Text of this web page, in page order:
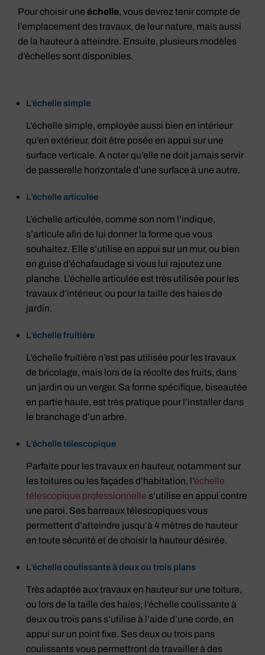
Pour choisir une échelle, vous devrez tenir compte de
l’emplacement des travaux, de leur nature, mais aussi
de la hauteur à atteindre. Ensuite, plusieurs modèles
d’échelles sont disponibles.
L’échelle simple
L’échelle simple, employée aussi bien en intérieur
qu’en extérieur, doit être posée en appui sur une
surface verticale. A noter qu’elle ne doit jamais servir
de passerelle horizontale d’une surface à une autre.
L’échelle articulée
L’échelle articulée, comme son nom l’indique,
s’articule afin de lui donner la forme que vous
souhaitez. Elle s’utilise en appui sur un mur, ou bien
en guise d’échafaudage si vous lui rajoutez une
planche. L’échelle articulée est très utilisée pour les
travaux d’intérieur, ou pour la taille des haies de
jardin.
L’échelle fruitière
L’échelle fruitière n’est pas utilisée pour les travaux
de bricolage, mais lors de la récolte des fruits, dans
un jardin ou un verger. Sa forme spécifique, biseautée
en partie haute, est très pratique pour l’installer dans
le branchage d’un arbre.
L’échelle télescopique
Parfaite pour les travaux en hauteur, notamment sur
les toitures ou les façades d’habitation, l’échelle
télescopique professionnelle s’utilise en appui contre
une paroi. Ses barreaux télescopiques vous
permettent d’atteindre jusqu’à 4 mètres de hauteur
en toute sécurité et de choisir la hauteur désirée.
L’échelle coulissante à deux ou trois plans
Très adaptée aux travaux en hauteur sur une toiture,
ou lors de la taille des haies, l’échelle coulissante à
deux ou trois pans s’utilise à l’aide d’une corde, en
appui sur un point fixe. Ses deux ou trois pans
coulissants vous permettront de travailler à des